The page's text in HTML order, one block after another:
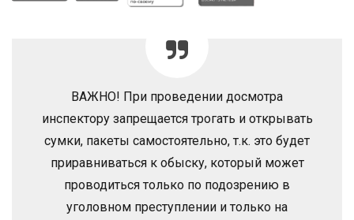
ВАЖНО! При проведении досмотра
инспектору запрещается трогать и открывать
сумки, пакеты самостоятельно, т.к. это будет
приравниваться к обыску, который может
проводиться только по подозрению в
уголовном преступлении и только на